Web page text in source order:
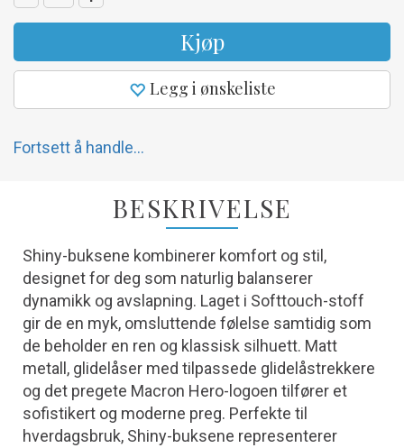
Kjøp
Legg i ønskeliste
Fortsett å handle...
BESKRIVELSE
Shiny-buksene kombinerer komfort og stil,
designet for deg som naturlig balanserer
dynamikk og avslapning. Laget i Softtouch-stoff
gir de en myk, omsluttende følelse samtidig som
de beholder en ren og klassisk silhuett. Matt
metall, glidelåser med tilpassede glidelåstrekkere
og det pregete Macron Hero-logoen tilfører et
sofistikert og moderne preg. Perfekte til
hverdagsbruk, Shiny-buksene representerer